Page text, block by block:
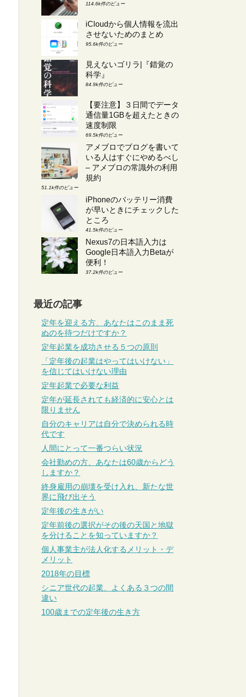
114.6k件のビュー
iCloudから個人情報を流出
させないためのまとめ
95.6k件のビュー
見えないゴリラ|『錯覚の
科学』
84.9k件のビュー
【要注意】３日間でデータ
通信量1GBを超えたときの
速度制限
69.5k件のビュー
アメブロでブログを書いて
いる人はすぐにやめるべし
– アメブロの常識外の利用
規約
51.1k件のビュー
iPhoneのバッテリー消費
が早いときにチェックした
ところ
41.5k件のビュー
Nexus7の日本語入力は
Google日本語入力Betaが
便利！
37.2k件のビュー
最近の記事
定年を迎える方、あなたはこのまま死
ぬのを待つだけですか？
定年起業を成功させる５つの原則
「定年後の起業はやってはいけない」
を信じてはいけない理由
定年起業で必要な利益
定年が延長されても経済的に安心とは
限りません
自分のキャリアは自分で決められる時
代です
人間にとって一番つらい状況
会社勤めの方、あなたは60歳からどう
しますか？
終身雇用の崩壊を受け入れ、新たな世
界に飛び出そう
定年後の生きがい
定年前後の選択がその後の天国と地獄
を分けることを知っていますか？
個人事業主が法人化するメリット・デ
メリット
2018年の目標
シニア世代の起業、よくある３つの間
違い
100歳までの定年後の生き方